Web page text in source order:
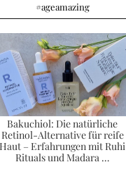
#ageamazing
Bakuchiol: Die natürliche
Retinol-Alternative für reife
Haut – Erfahrungen mit Ruhi
Rituals und Madara …